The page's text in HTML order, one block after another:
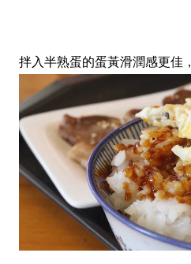
拌入半熟蛋的蛋黃滑潤感更佳，